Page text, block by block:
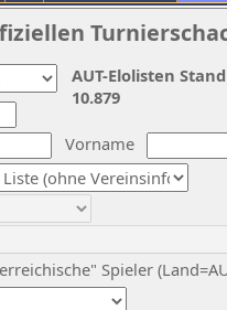
Vorname
Spieler
AUT-Elolisten
10.879